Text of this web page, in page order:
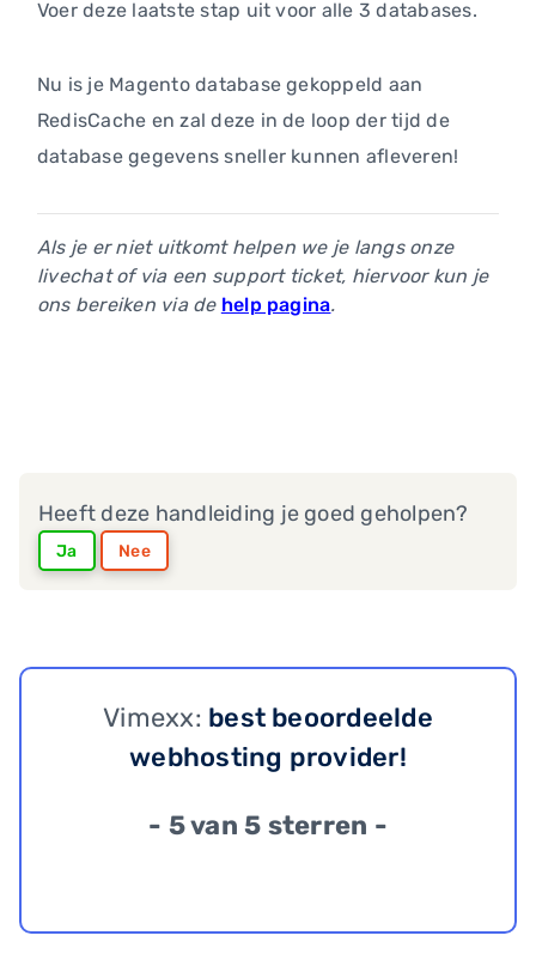
Voer deze laatste stap uit voor alle 3 databases.
Nu is je Magento database gekoppeld aan
RedisCache en zal deze in de loop der tijd de
database gegevens sneller kunnen afleveren!
Als je er niet uitkomt helpen we je langs onze
livechat of via een support ticket, hiervoor kun je
ons bereiken via de help pagina.
Heeft deze handleiding je goed geholpen?
Ja Nee
Vimexx: best beoordeelde
webhosting provider!
- 5 van 5 sterren -